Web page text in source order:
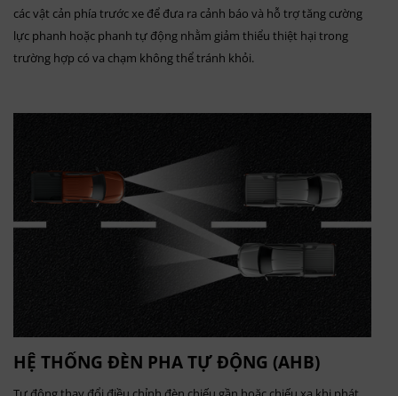
các vật cản phía trước xe để đưa ra cảnh báo và hỗ trợ tăng cường
lực phanh hoặc phanh tự động nhằm giảm thiểu thiệt hại trong
trường hợp có va chạm không thể tránh khỏi.
HỆ THỐNG ĐÈN PHA TỰ ĐỘNG (AHB)